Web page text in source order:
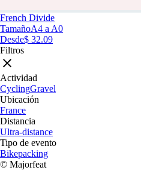
French Divide
TamañoA4 a A0
Desde$ 32.09
Filtros
Actividad
CyclingGravel
Ubicación
France
Distancia
Ultra-distance
Tipo de evento
Bikepacking
© Majorfeat